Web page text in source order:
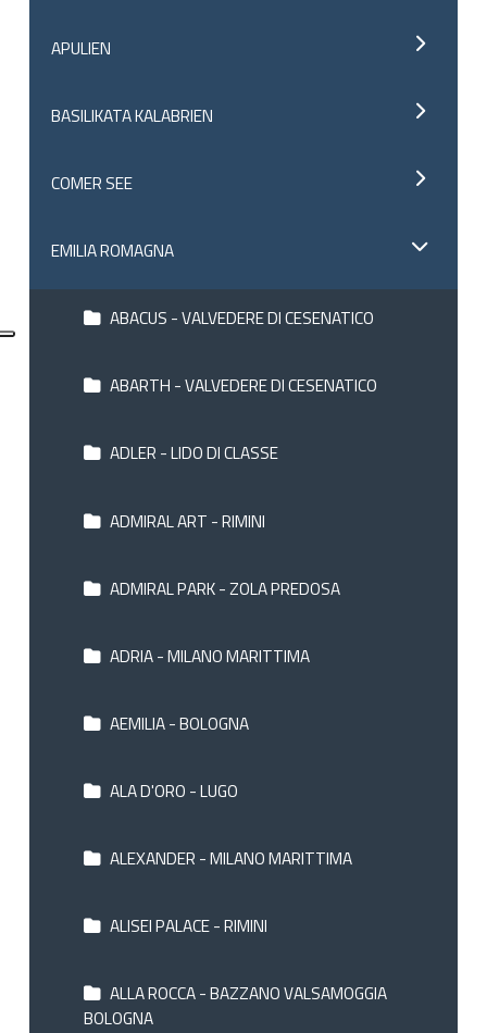
APULIEN
BASILIKATA KALABRIEN
COMER SEE
EMILIA ROMAGNA
ABACUS - VALVEDERE DI CESENATICO
ABARTH - VALVEDERE DI CESENATICO
ADLER - LIDO DI CLASSE
ADMIRAL ART - RIMINI
ADMIRAL PARK - ZOLA PREDOSA
ADRIA - MILANO MARITTIMA
AEMILIA - BOLOGNA
ALA D'ORO - LUGO
ALEXANDER - MILANO MARITTIMA
ALISEI PALACE - RIMINI
ALLA ROCCA - BAZZANO VALSAMOGGIA
BOLOGNA